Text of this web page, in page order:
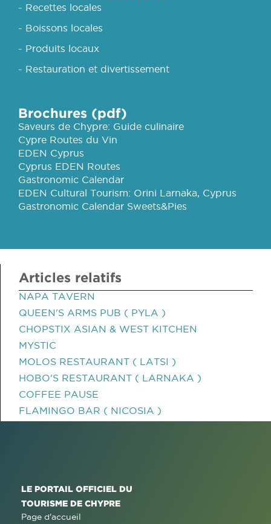
- Recettes locales
- Boissons locales
- Produits locaux
- Restauration et divertissement
Brochures (pdf)
Saveurs de Chypre: Guide culinaire
Cypre Routes du Vin
EDEN Cyprus
Cyprus EDEN Routes
Gastronomic Calendar
EDEN Cultural Tourism: Orini Larnaka, Cyprus
Gastronomic Calendar Sweets&Pies
Articles relatifs
NAPA TAVERN
QUEEN'S ARMS PUB ( PYLA )
CHOPSTIX ASIAN & WEST KITCHEN
MYSTIC
MOLOS RESTAURANT ( LATSI )
HOBO'S RESTAURANT ( LARNAKA )
COFFEE PAUSE
FLAMINGO BAR ( NICOSIA )
LE PORTAIL OFFICIEL DU
TOURISME DE CHYPRE
Page d'accueil